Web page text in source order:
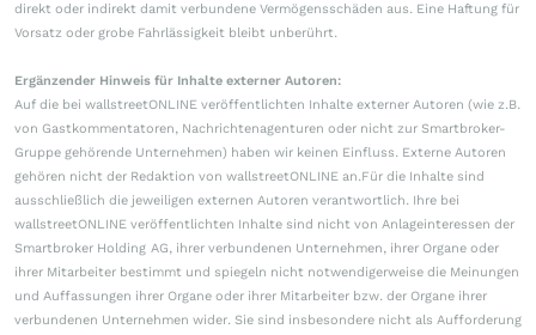
direkt oder indirekt damit verbundene Vermögensschäden aus. Eine Haftung für
Vorsatz oder grobe Fahrlässigkeit bleibt unberührt.
Ergänzender Hinweis für Inhalte externer Autoren:
Auf die bei wallstreetONLINE veröffentlichten Inhalte externer Autoren (wie z.B.
von Gastkommentatoren, Nachrichtenagenturen oder nicht zur Smartbroker-
Gruppe gehörende Unternehmen) haben wir keinen Einfluss. Externe Autoren
gehören nicht der Redaktion von wallstreetONLINE an.Für die Inhalte sind
ausschließlich die jeweiligen externen Autoren verantwortlich. Ihre bei
wallstreetONLINE veröffentlichten Inhalte sind nicht von Anlageinteressen der
Smartbroker Holding AG, ihrer verbundenen Unternehmen, ihrer Organe oder
ihrer Mitarbeiter bestimmt und spiegeln nicht notwendigerweise die Meinungen
und Auffassungen ihrer Organe oder ihrer Mitarbeiter bzw. der Organe ihrer
verbundenen Unternehmen wider. Sie sind insbesondere nicht als Aufforderung